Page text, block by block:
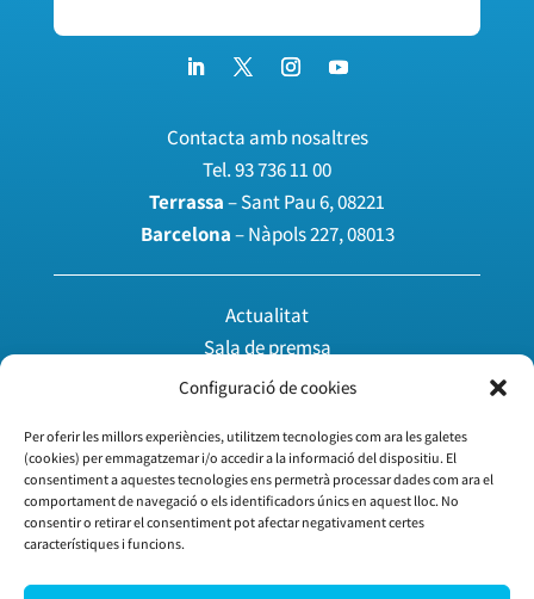
Configuració de cookies
Per oferir les millors experiències, utilitzem tecnologies com ara les galetes
(cookies) per emmagatzemar i/o accedir a la informació del dispositiu. El
consentiment a aquestes tecnologies ens permetrà processar dades com ara el
comportament de navegació o els identificadors únics en aquest lloc. No
consentir o retirar el consentiment pot afectar negativament certes
característiques i funcions.
Contacta amb nosaltres
Tel.93 736 11 00
Terrassa– Sant Pau 6, 08221
Barcelona– Nàpols 227, 08013
Actualitat
Sala de premsa
Publicacions
Agenda
Àrea privada
Treballa amb nosaltres
Vull associar-me